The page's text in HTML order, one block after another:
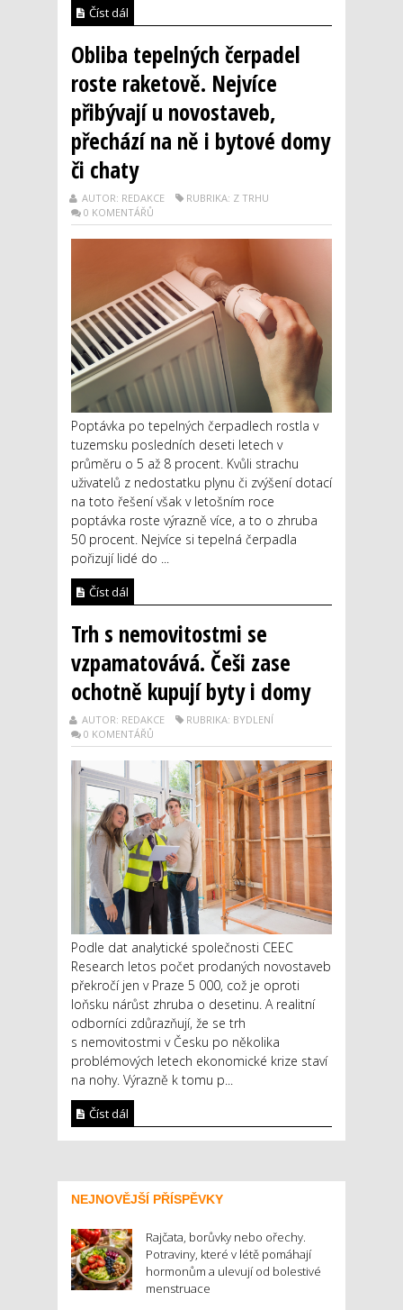
Číst dál
Obliba tepelných čerpadel
roste raketově. Nejvíce
přibývají u novostaveb,
přechází na ně i bytové domy
či chaty
AUTOR: REDAKCE
RUBRIKA: Z TRHU
0 KOMENTÁŘŮ
Poptávka po tepelných čerpadlech rostla v
tuzemsku posledních deseti letech v
průměru o 5 až 8 procent. Kvůli strachu
uživatelů z nedostatku plynu či zvýšení dotací
na toto řešení však v letošním roce
poptávka roste výrazně více, a to o zhruba
50 procent. Nejvíce si tepelná čerpadla
pořizují lidé do ...
Číst dál
Trh s nemovitostmi se
vzpamatovává. Češi zase
ochotně kupují byty i domy
AUTOR: REDAKCE
RUBRIKA: BYDLENÍ
0 KOMENTÁŘŮ
Podle dat analytické společnosti CEEC
Research letos počet prodaných novostaveb
překročí jen v Praze 5 000, což je oproti
loňsku nárůst zhruba o desetinu. A realitní
odborníci zdůrazňují, že se trh
s nemovitostmi v Česku po několika
problémových letech ekonomické krize staví
na nohy. Výrazně k tomu p...
Číst dál
NEJNOVĚJŠÍ PŘÍSPĚVKY
Rajčata, borůvky nebo ořechy.
Potraviny, které v létě pomáhají
hormonům a ulevují od bolestivé
menstruace